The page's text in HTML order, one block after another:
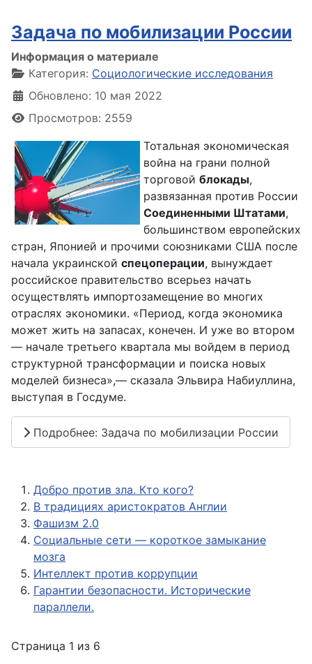
Задача по мобилизации России
Информация о материале
Категория: Социологические исследования
Обновлено: 10 мая 2022
Просмотров: 2559
Тотальная экономическая
война на грани полной
торговой блокады,
развязанная против России
Соединенными Штатами,
большинством европейских
стран, Японией и прочими союзниками США после
начала украинской спецоперации, вынуждает
российское правительство всерьез начать
осуществлять импортозамещение во многих
отраслях экономики. «Период, когда экономика
может жить на запасах, конечен. И уже во втором
— начале третьего квартала мы войдем в период
структурной трансформации и поиска новых
моделей бизнеса»,— сказала Эльвира Набиуллина,
выступая в Госдуме.
Подробнее: Задача по мобилизации России
Добро против зла. Кто кого?
В традициях аристократов Англии
Фашизм 2.0
Социальные сети — короткое замыкание
мозга
Интеллект против коррупции
Гарантии безопасности. Исторические
параллели.
Страница 1 из 6